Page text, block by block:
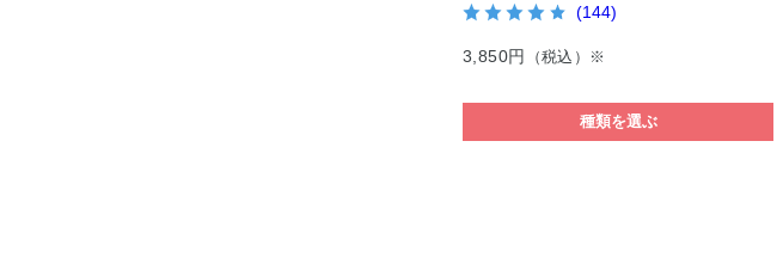
(144)
3,850円 （税込）※
種類を選ぶ